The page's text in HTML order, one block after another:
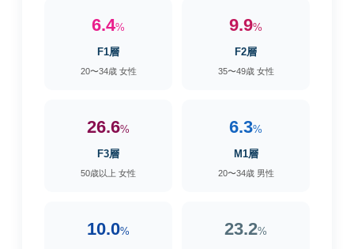
6.4%
F1層
20〜34歳 女性
9.9%
F2層
35〜49歳 女性
26.6%
F3層
50歳以上 女性
6.3%
M1層
20〜34歳 男性
10.0% 23.2%